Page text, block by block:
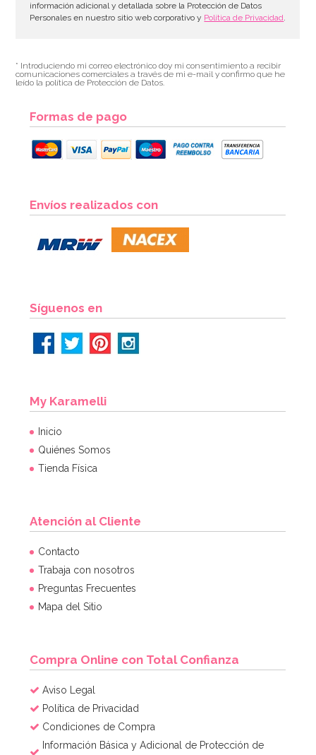
información adicional y detallada sobre la Protección de Datos
Personales en nuestro sitio web corporativo y Política de Privacidad.
* Introduciendo mi correo electrónico doy mi consentimiento a recibir
comunicaciones comerciales a través de mi e-mail y confirmo que he
leído la política de Protección de Datos.
Formas de pago
Envíos realizados con
Síguenos en
My Karamelli
Inicio
Quiénes Somos
Tienda Física
Atención al Cliente
Contacto
Trabaja con nosotros
Preguntas Frecuentes
Mapa del Sitio
Compra Online con Total Confianza
Aviso Legal
Política de Privacidad
Condiciones de Compra
Información Básica y Adicional de Protección de